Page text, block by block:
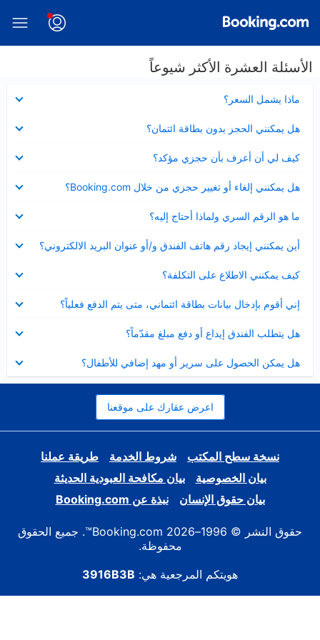
الأسئلة العشرة الأكثر شيوعاً
ماذا يشمل السعر؟
مصغر
هل يمكنني الحجز بدون بطاقة ائتمان؟
مصغر
كيف لي أن أعرف بأن حجزي مؤكد؟
مصغر
هل يمكنني إلغاء أو تغيير حجزي من خلال Booking.com؟
مصغر
ما هو الرقم السري ولماذا أحتاج إليه؟
مصغر
أين يمكنني إيجاد رقم هاتف الفندق و/أو عنوان البريد الالكتروني؟
عرض
مصغر
كيف يمكنني الاطلاع على التكلفة؟
مصغر
إني أقوم بإدخال بيانات بطاقة ائتماني، متى يتم الدفع فعلياً؟
مصغر
هل يتطلب الفندق إيداع أو دفع مبلغ مقدّماً؟
مصغر
هل يمكن الحصول على سرير أو مهد إضافي للأطفال؟
مصغر
اعرض عقارك على موقعنا
نسخة سطح المكتب شروط الخدمة
طريقة عملنا
بيان الخصوصية
بيان مكافحة العبودية الحديثة
بيان حقوق الإنسان
نبذة عن Booking.com
حقوق النشر © 1996–2026 Booking.com™. جميع الحقوق
محفوظة.
هويتكم المرجعية هي: 3916B3B